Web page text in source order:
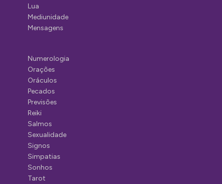
Lua
Mediunidade
Mensagens
Numerologia
Orações
Oráculos
Pecados
Previsões
Reiki
Salmos
Sexualidade
Signos
Simpatias
Sonhos
Tarot